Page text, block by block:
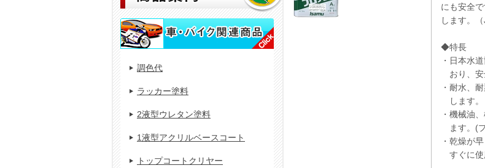
にも安全
します。
◆特長
・日本水
おり、安
・耐水、
します。
・機械油
ます。(プ
・乾燥が
すぐに使
調色代
ラッカー塗料
2液型ウレタン塗料
1液型アクリルベースコート
トップコートクリヤー